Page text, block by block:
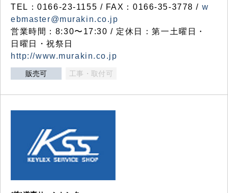
TEL：0166-23-1155 / FAX：0166-35-3778 / w
ebmaster@murakin.co.jp
営業時間：8:30〜17:30 / 定休日：第一土曜日・
日曜日・祝祭日
http://www.murakin.co.jp
販売可 工事・取付可